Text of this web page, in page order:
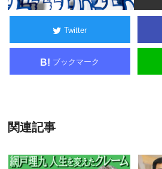
Twitter
B! ブックマーク
関連記事